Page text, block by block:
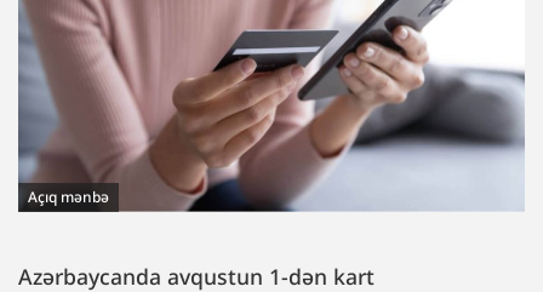
Açıq mənbə
Azərbaycanda avqustun 1-dən kart